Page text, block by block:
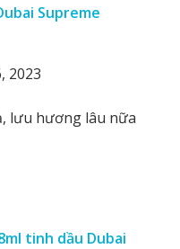
Supreme
2023
lưu hương lâu nữa
tinh dầu Dubai